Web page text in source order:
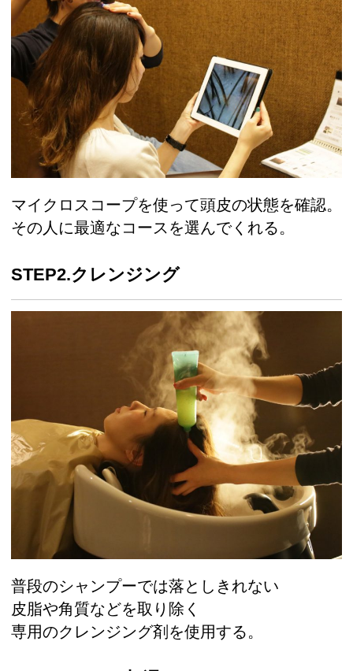
マイクロスコープを使って頭皮の状態を確認。
その人に最適なコースを選んでくれる。
STEP2.クレンジング
普段のシャンプーでは落としきれない
皮脂や角質などを取り除く
専用のクレンジング剤を使用する。